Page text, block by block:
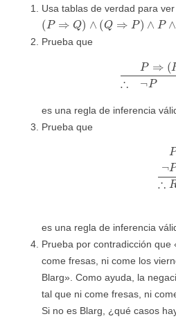
Usa tablas de verdad para
( P⇒ )∧ Q ⇒P P∧ Q
Prueba que
⇒( ∧ ¬
es una regla de inferencia
Prueba que
es una regla de inferencia
Prueba por contradicción que
come fresas, ni come los
Blarg». Como ayuda, la
tal que ni come fresas, ni
Si no es Blarg, ¿qué casos